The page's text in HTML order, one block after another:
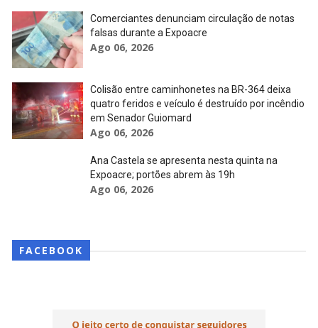
Comerciantes denunciam circulação de notas
falsas durante a Expoacre
Ago 06, 2026
Colisão entre caminhonetes na BR-364 deixa
quatro feridos e veículo é destruído por incêndio
em Senador Guiomard
Ago 06, 2026
Ana Castela se apresenta nesta quinta na
Expoacre; portões abrem às 19h
Ago 06, 2026
FACEBOOK